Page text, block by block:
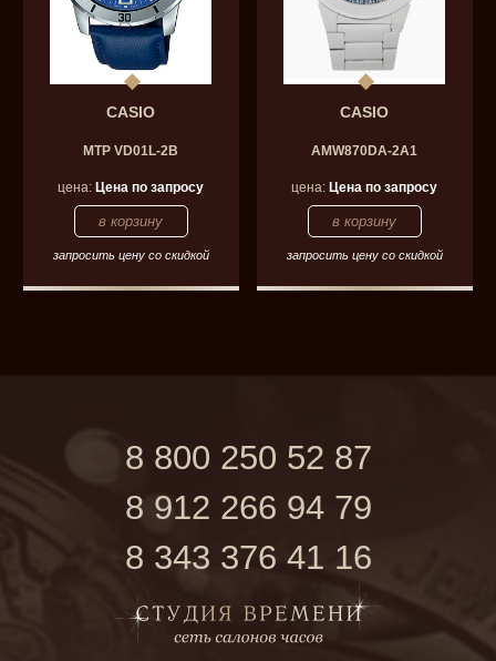
CASIO
MTP VD01L-2B
цена: Цена по запросу
запросить цену со скидкой
CASIO
AMW870DA-2A1
цена: Цена по запросу
запросить цену со скидкой
8 800 250 52 87
8 912 266 94 79
8 343 376 41 16